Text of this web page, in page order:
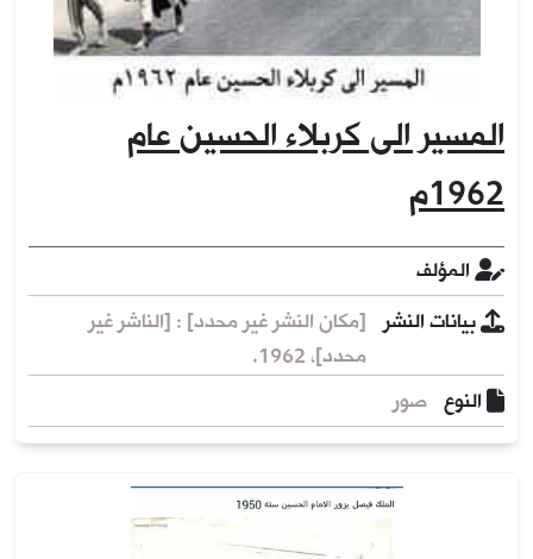
المسير الى كربلاء الحسين عام
1962م
المؤلف
بيانات النشر [مكان النشر غير محدد] : [الناشر غير
محدد]، 1962.
النوع صور